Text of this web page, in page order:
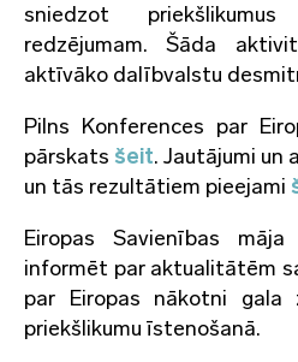
sniedzot
redzējumam. Šāda
aktīvāko dalībvalstu
Pilns Konferences par
pārskats šeit. Jautājumi un
un tās rezultātiem pieejami
Eiropas Savienības
informēt par aktualitātēm
par Eiropas nākotni gala
priekšlikumu īstenošanā.